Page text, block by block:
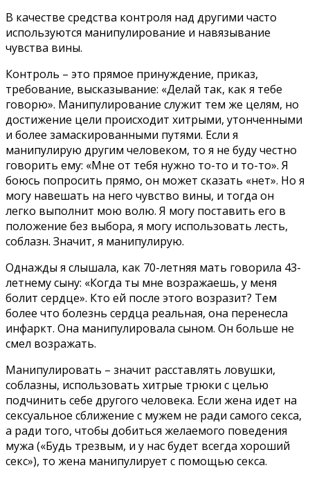
В качестве средства контроля над другими часто
используются манипулирование и навязывание
чувства вины.
Контроль – это прямое принуждение, приказ,
требование, высказывание: «Делай так, как я тебе
говорю». Манипулирование служит тем же целям, но
достижение цели происходит хитрыми, утонченными
и более замаскированными путями. Если я
манипулирую другим человеком, то я не буду честно
говорить ему: «Мне от тебя нужно то-то и то-то». Я
боюсь попросить прямо, он может сказать «нет». Но я
могу навешать на него чувство вины, и тогда он
легко выполнит мою волю. Я могу поставить его в
положение без выбора, я могу использовать лесть,
соблазн. Значит, я манипулирую.
Однажды я слышала, как 70-летняя мать говорила 43-
летнему сыну: «Когда ты мне возражаешь, у меня
болит сердце». Кто ей после этого возразит? Тем
более что болезнь сердца реальная, она перенесла
инфаркт. Она манипулировала сыном. Он больше не
смел возражать.
Манипулировать – значит расставлять ловушки,
соблазны, использовать хитрые трюки с целью
подчинить себе другого человека. Если жена идет на
сексуальное сближение с мужем не ради самого секса,
а ради того, чтобы добиться желаемого поведения
мужа («Будь трезвым, и у нас будет всегда хороший
секс»), то жена манипулирует с помощью секса.